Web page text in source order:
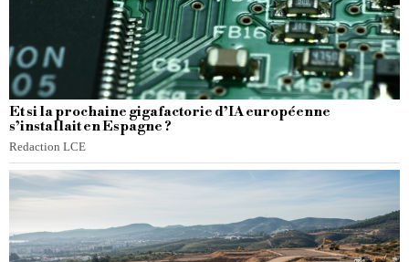
Et si la prochaine gigafactorie d’IA européenne
s’installait en Espagne ?
Redaction LCE